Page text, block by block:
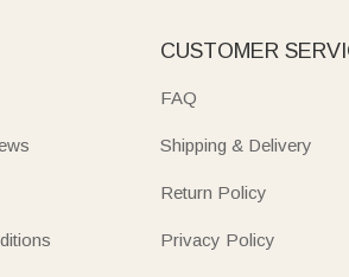
CUSTOMER
FAQ
Shipping & Delivery
Return Policy
Privacy Policy